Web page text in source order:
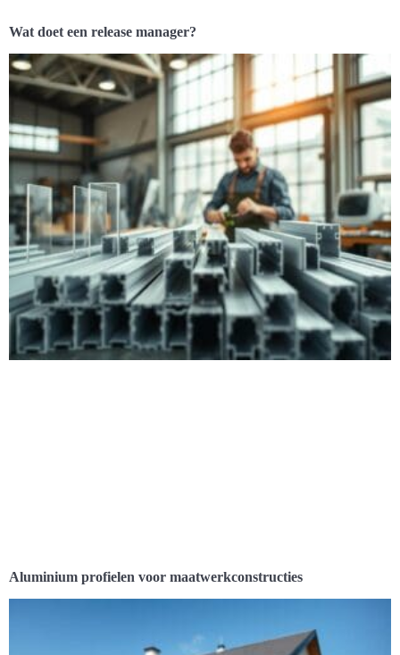
Wat doet een release manager?
Aluminium profielen voor maatwerkconstructies